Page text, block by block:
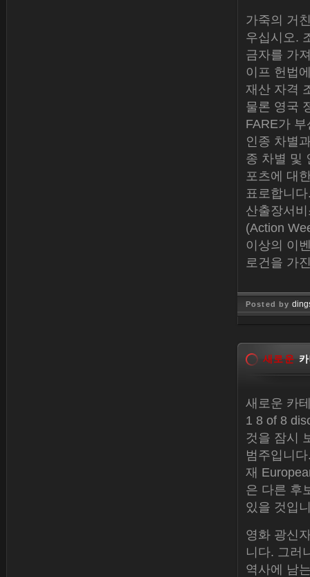
가죽의 거
우십시오.
금자를 가
이프 헌법
재산 자격
물론 영국
FARE가
인종 차별
종 차별 및
포츠에 대
표로합니
산출장서
(Action
이상의 이
로건을 가
Posted by
새로운
새로운 카
1 8 of 8
것을 잠시
범주입니
재
은 다른 후
있을 것입
영화 광신
니다. 그러
역사에 남